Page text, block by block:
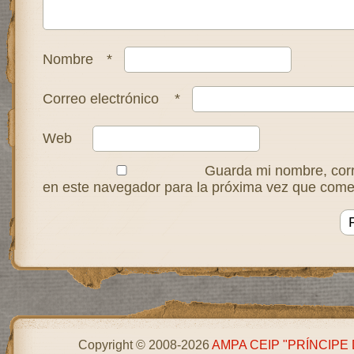
Nombre *
Correo electrónico *
Web
Guarda mi nombre,
en este navegador para la próxima vez que
Copyright © 2008-2026AMPA CEIP "PRÍNCIPE